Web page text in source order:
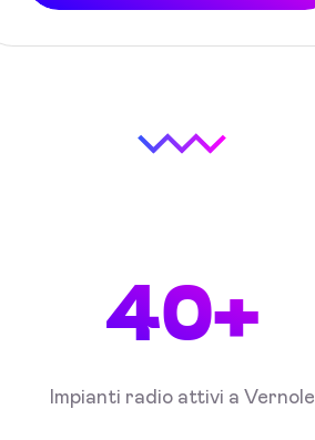
40+
Impianti radio attivi a Vernole